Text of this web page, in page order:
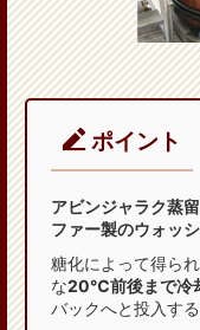
ポイント
アビンジャラク蒸
ファー製のウォッ
糖化によって得ら
な20℃前後まで冷
バックへと投入す